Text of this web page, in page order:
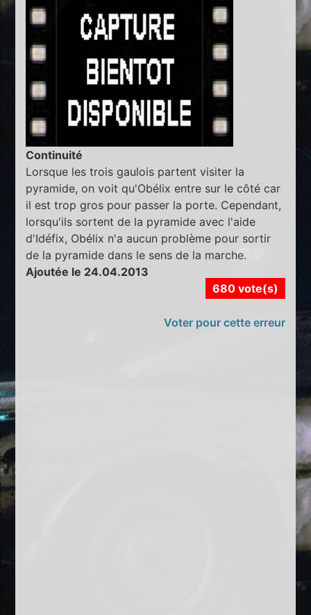
Continuité
Lorsque les trois gaulois partent visiter la
pyramide, on voit qu'Obélix entre sur le côté car
il est trop gros pour passer la porte. Cependant,
lorsqu'ils sortent de la pyramide avec l'aide
d'Idéfix, Obélix n'a aucun problème pour sortir
de la pyramide dans le sens de la marche.
Ajoutée le 24.04.2013
680 vote(s)
Voter pour cette erreur